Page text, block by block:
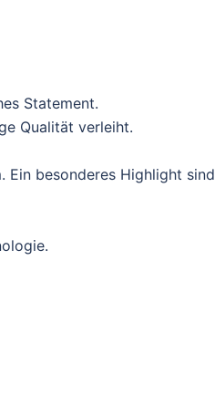
Statement.
Qualität verleiht.
Ein besonderes Highlight sind